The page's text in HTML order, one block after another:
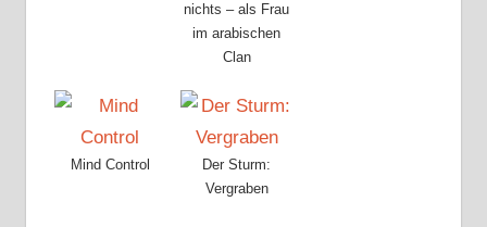
nichts – als Frau
im arabischen
Clan
Mind Control
Der Sturm:
Vergraben